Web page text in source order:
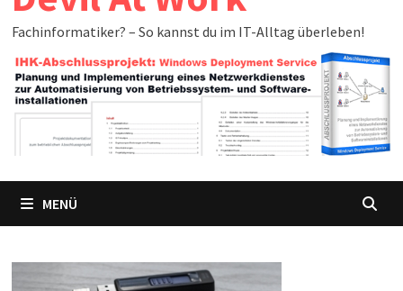
Fachinformatiker? – So kannst du im IT-Alltag überleben!
MENÜ